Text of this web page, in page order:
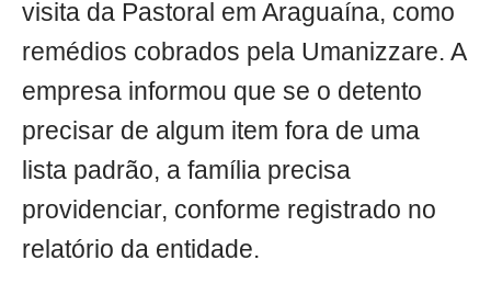
visita da Pastoral em Araguaína, como
remédios cobrados pela Umanizzare. A
empresa informou que se o detento
precisar de algum item fora de uma
lista padrão, a família precisa
providenciar, conforme registrado no
relatório da entidade.